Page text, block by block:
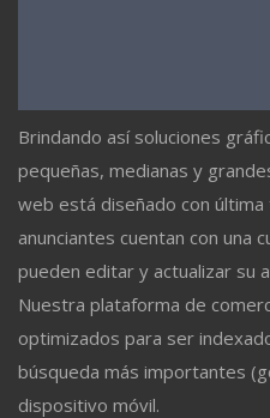
Brindando así soluciones
pequeñas, medianas y
web está diseñado con
anunciantes cuentan con una
pueden editar y actualizar su
Nuestra plataforma de
optimizados para ser
búsqueda más importantes
dispositivo móvil.